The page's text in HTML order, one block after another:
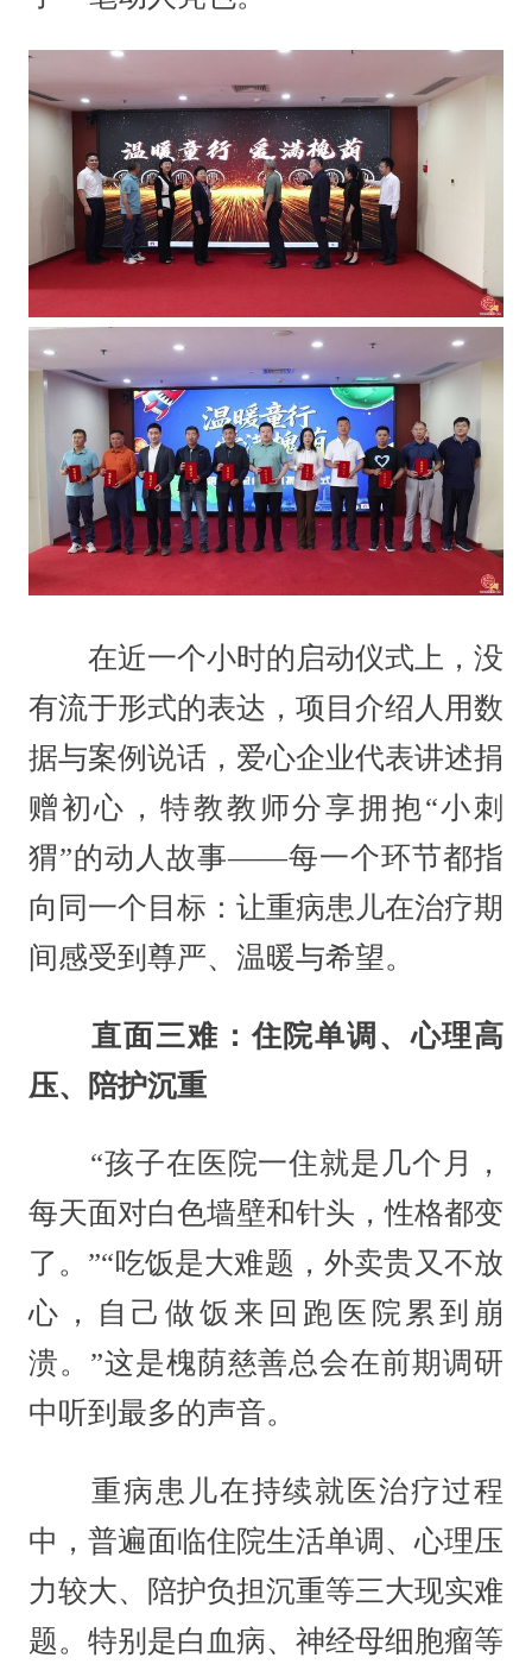
在近一个小时的启动仪式上，没
有流于形式的表达，项目介绍人用数
据与案例说话，爱心企业代表讲述捐
赠初心，特教教师分享拥抱“小刺
猬”的动人故事——每一个环节都指
向同一个目标：让重病患儿在治疗期
间感受到尊严、温暖与希望。
直面三难：住院单调、心理高
压、陪护沉重
“孩子在医院一住就是几个月，
每天面对白色墙壁和针头，性格都变
了。”“吃饭是大难题，外卖贵又不放
心，自己做饭来回跑医院累到崩
溃。”这是槐荫慈善总会在前期调研
中听到最多的声音。
重病患儿在持续就医治疗过程
中，普遍面临住院生活单调、心理压
力较大、陪护负担沉重等三大现实难
题。特别是白血病、神经母细胞瘤等